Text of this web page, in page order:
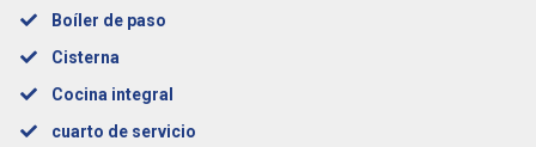
Boíler de paso
Cisterna
Cocina integral
cuarto de servicio